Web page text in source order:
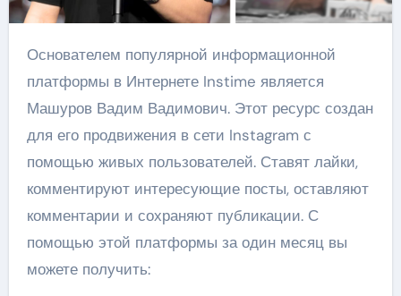
Основателем популярной информационной
платформы в Интернете Instime является
Машуров Вадим Вадимович. Этот ресурс создан
для его продвижения в сети Instagram с
помощью живых пользователей. Ставят лайки,
комментируют интересующие посты, оставляют
комментарии и сохраняют публикации. С
помощью этой платформы за один месяц вы
можете получить: